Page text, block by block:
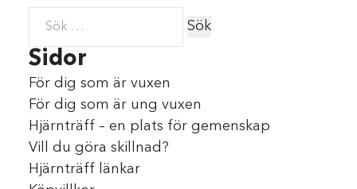
Sidor
För dig som är vuxen
För dig som är ung vuxen
Hjärnträff – en plats för gemenskap
Vill du göra skillnad?
Hjärnträff länkar